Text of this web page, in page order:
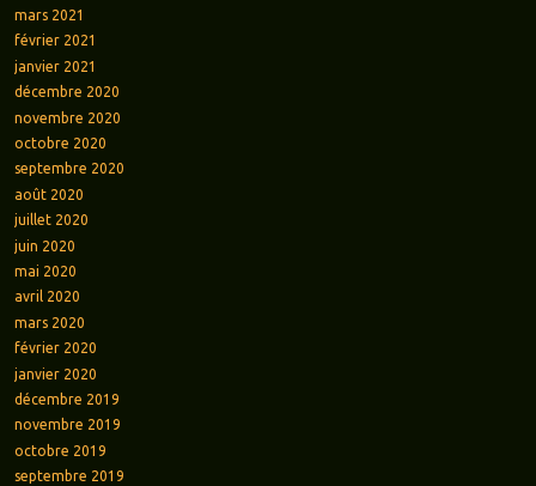
mars 2021
février 2021
janvier 2021
décembre 2020
novembre 2020
octobre 2020
septembre 2020
août 2020
juillet 2020
juin 2020
mai 2020
avril 2020
mars 2020
février 2020
janvier 2020
décembre 2019
novembre 2019
octobre 2019
septembre 2019